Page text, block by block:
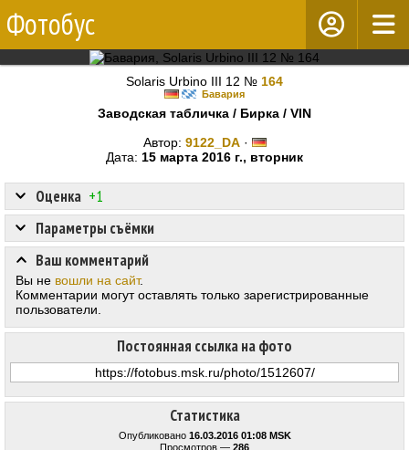
Фотобус
Solaris Urbino III 12 № 164
Бавария
Заводская табличка / Бирка / VIN
Автор: 9122_DA·
Дата: 15 марта 2016 г., вторник
Статистика
Опубликовано 16.03.2016 01:08 MSK
Просмотров — 286
Оценка +1
Постоянная ссылка на фото
Параметры съёмки
Ваш комментарий
Вы не вошли на сайт.
Комментарии могут оставлять только зарегистрированные
пользователи.